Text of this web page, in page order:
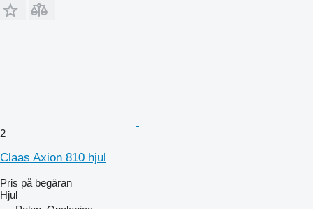
2
Claas Axion 810 hjul
Pris på begäran
Hjul